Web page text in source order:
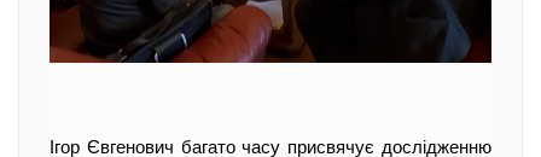
Ігор Євгенович багато часу присвячує дослідженню